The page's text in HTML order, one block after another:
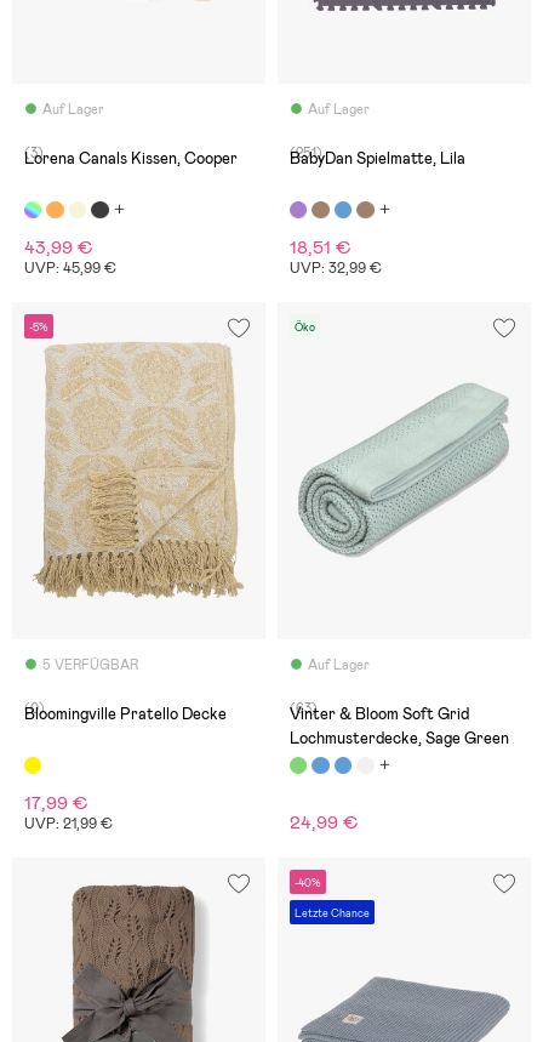
Auf Lager
(3)
Lorena Canals Kissen, Cooper
43,99 €
UVP: 45,99 €
Auf Lager
(251)
BabyDan Spielmatte, Lila
18,51 €
UVP: 32,99 €
-5%
5 VERFÜGBAR
(0)
Bloomingville Pratello Decke
17,99 €
UVP: 21,99 €
Öko
Auf Lager
(63)
Vinter & Bloom Soft Grid
Lochmusterdecke, Sage Green
24,99 €
-40%
Letzte Chance